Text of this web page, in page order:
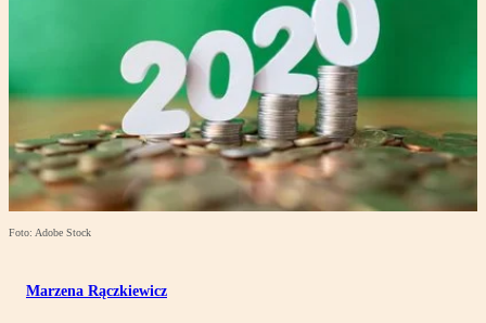
Foto: Adobe Stock
Marzena Rączkiewicz